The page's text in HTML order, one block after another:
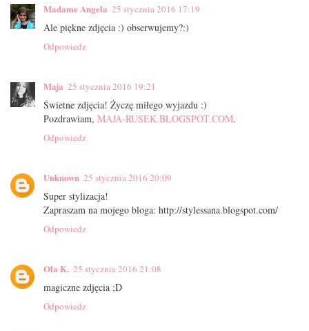
Madame Angela 25 stycznia 2016 17:19
Ale piękne zdjęcia :) obserwujemy?:)
Odpowiedz
Maja 25 stycznia 2016 19:21
Świetne zdjęcia! Życzę miłego wyjazdu :)
Pozdrawiam, MAJA-RUSEK.BLOGSPOT.COM.
Odpowiedz
Unknown 25 stycznia 2016 20:09
Super stylizacja!
Zapraszam na mojego bloga: http://stylessana.blogspot.com/
Odpowiedz
Ola K. 25 stycznia 2016 21:08
magiczne zdjęcia ;D
Odpowiedz